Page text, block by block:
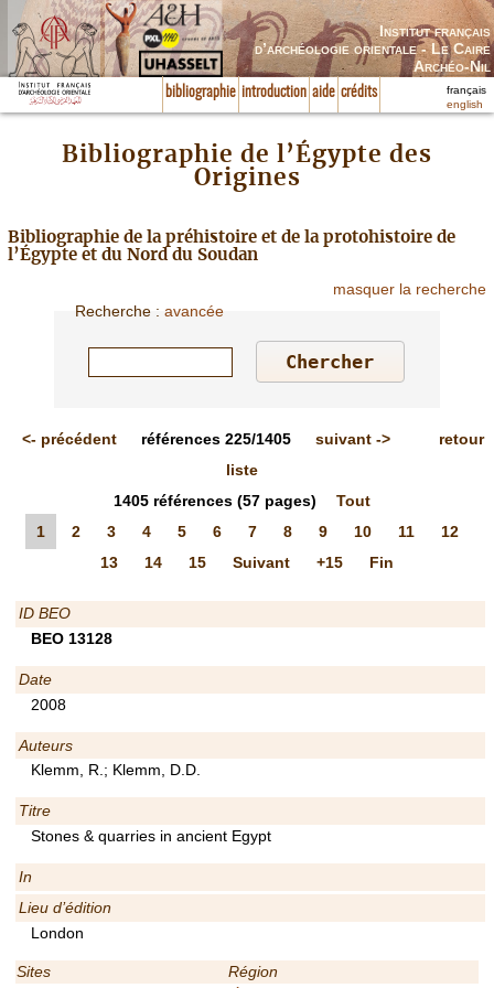
Institut français
d’archéologie orientale - Le Caire
Archéo-Nil
bibliographie introduction aide crédits
français
english
Bibliographie de l’Égypte des
Origines
Bibliographie de la préhistoire et de la protohistoire de
l’Égypte et du Nord du Soudan
masquer la recherche
Recherche :avancée
<- précédent références225/1405 suivant->
retour
liste
1405 références(57 pages)
Tout
1
2 3 4 5 6 7 8 9 10 11
12
13
14 15 Suivant +15 Fin
ID BEO
BEO 13128
Date
2008
Auteurs
Klemm, R.; Klemm, D.D.
Titre
Stones & quarries in ancient Egypt
In
Lieu d’édition
London
Sites
Région